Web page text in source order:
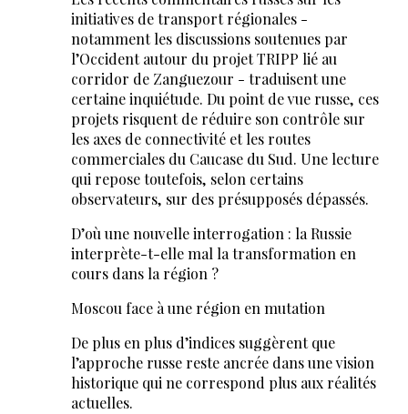
initiatives de transport régionales -
notamment les discussions soutenues par
l’Occident autour du projet TRIPP lié au
corridor de Zanguezour - traduisent une
certaine inquiétude. Du point de vue russe, ces
projets risquent de réduire son contrôle sur
les axes de connectivité et les routes
commerciales du Caucase du Sud. Une lecture
qui repose toutefois, selon certains
observateurs, sur des présupposés dépassés.
D’où une nouvelle interrogation : la Russie
interprète-t-elle mal la transformation en
cours dans la région ?
Moscou face à une région en mutation
De plus en plus d’indices suggèrent que
l’approche russe reste ancrée dans une vision
historique qui ne correspond plus aux réalités
actuelles.